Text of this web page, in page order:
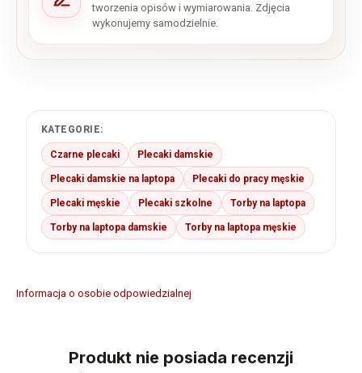
tworzenia opisów i wymiarowania. Zdjęcia
wykonujemy samodzielnie.
KATEGORIE:
Czarne plecaki Plecaki damskie
Plecaki damskie na laptopa Plecaki do pracy męskie
Plecaki męskie Plecaki szkolne Torby na laptopa
Torby na laptopa damskie Torby na laptopa męskie
Informacja o osobie odpowiedzialnej
Produkt nie posiada recenzji